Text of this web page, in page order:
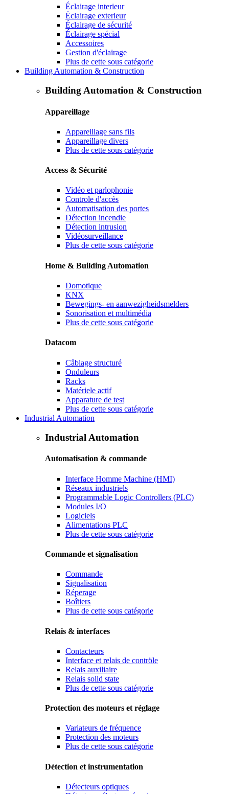
Éclairage interieur
Éclairage exterieur
Éclairage de sécurité
Éclairage spécial
Accessoires
Gestion d'éclairage
Plus de cette sous catégorie
Building Automation & Construction
Building Automation & Construction
Appareillage
Appareillage sans fils
Appareillage divers
Plus de cette sous catégorie
Access & Sécurité
Vidéo et parlophonie
Controle d'accès
Automatisation des portes
Détection incendie
Détection intrusion
Vidéosurveillance
Plus de cette sous catégorie
Home & Building Automation
Domotique
KNX
Bewegings- en aanwezigheidsmelders
Sonorisation et multimédia
Plus de cette sous catégorie
Datacom
Câblage structuré
Onduleurs
Racks
Matériele actif
Apparature de test
Plus de cette sous catégorie
Industrial Automation
Industrial Automation
Automatisation & commande
Interface Homme Machine (HMI)
Réseaux industriels
Programmable Logic Controllers (PLC)
Modules I/O
Logiciels
Alimentations PLC
Plus de cette sous catégorie
Commande et signalisation
Commande
Signalisation
Réperage
Boîtiers
Plus de cette sous catégorie
Relais & interfaces
Contacteurs
Interface et relais de contröle
Relais auxiliaire
Relais solid state
Plus de cette sous catégorie
Protection des moteurs et réglage
Variateurs de fréquence
Protection des moteurs
Plus de cette sous catégorie
Détection et instrumentation
Détecteurs optiques